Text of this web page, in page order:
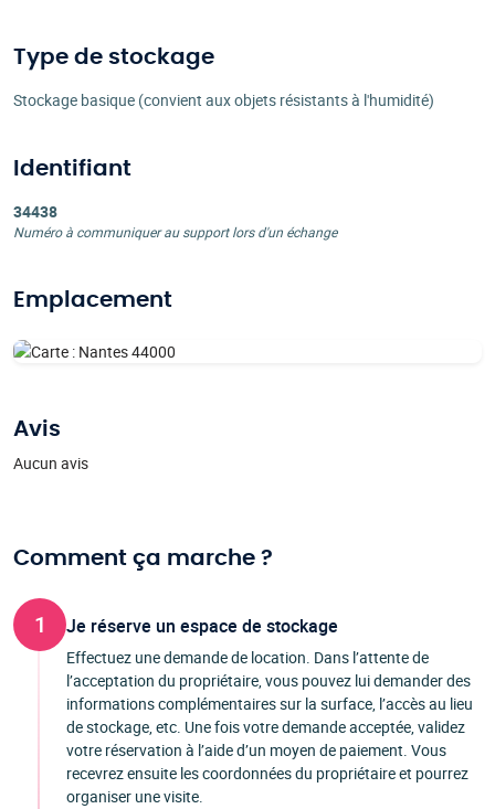
Type de stockage
Stockage basique (convient aux objets résistants à l'humidité)
Identifiant
34438
Numéro à communiquer au support lors d'un échange
Emplacement
Avis
Aucun avis
Comment ça marche ?
1 Je réserve un espace de stockage
Effectuez une demande de location. Dans l’attente de
l’acceptation du propriétaire, vous pouvez lui demander des
informations complémentaires sur la surface, l’accès au lieu
de stockage, etc. Une fois votre demande acceptée, validez
votre réservation à l’aide d’un moyen de paiement. Vous
recevrez ensuite les coordonnées du propriétaire et pourrez
organiser une visite.